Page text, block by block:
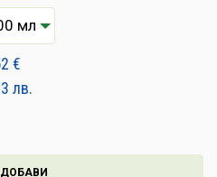
€
лв.
ДОБАВИ